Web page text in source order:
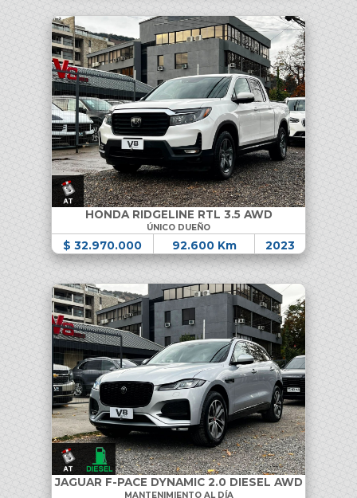
HONDA RIDGELINE RTL 3.5 AWD
ÚNICO DUEÑO
$ 32.970.000 92.600 Km 2023
JAGUAR F-PACE DYNAMIC 2.0 DIESEL AWD
MANTENIMIENTO AL DÍA